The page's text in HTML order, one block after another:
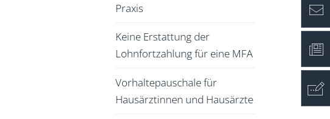
Praxis
Keine Erstattung der
Lohnfortzahlung für eine MFA
Vorhaltepauschale für
Hausärztinnen und Hausärzte